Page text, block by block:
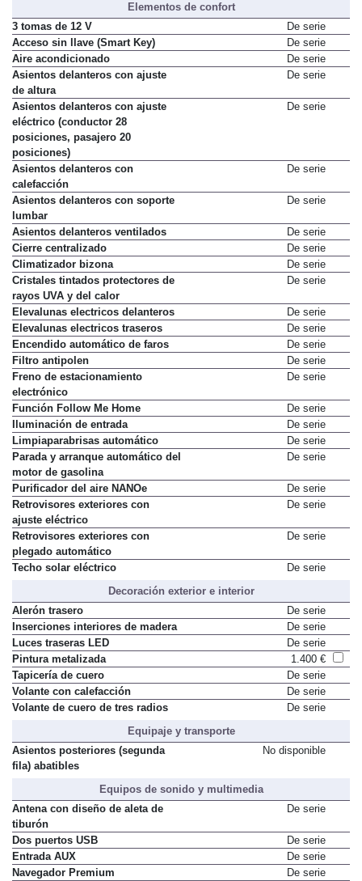
Elementos de confort
3 tomas de 12 V
De serie
Acceso sin llave (Smart Key)
De serie
Aire acondicionado
De serie
Asientos delanteros con ajuste
de altura
De serie
Asientos delanteros con ajuste
eléctrico (conductor 28
posiciones, pasajero 20
posiciones)
De serie
Asientos delanteros con
calefacción
De serie
Asientos delanteros con soporte
lumbar
De serie
Asientos delanteros ventilados
De serie
Cierre centralizado
De serie
Climatizador bizona
De serie
Cristales tintados protectores de
rayos UVA y del calor
De serie
Elevalunas electricos delanteros
De serie
Elevalunas electricos traseros
De serie
Encendido automático de faros
De serie
Filtro antipolen
De serie
Freno de estacionamiento
electrónico
De serie
Función Follow Me Home
De serie
Iluminación de entrada
De serie
Limpiaparabrisas automático
De serie
Parada y arranque automático del
motor de gasolina
De serie
Purificador del aire NANOe
De serie
Retrovisores exteriores con
ajuste eléctrico
De serie
Retrovisores exteriores con
plegado automático
De serie
Techo solar eléctrico
De serie
Decoración exterior e interior
Alerón trasero
De serie
Inserciones interiores de madera
De serie
Luces traseras LED
De serie
Pintura metalizada
1.400 €
Tapicería de cuero
De serie
Volante con calefacción
De serie
Volante de cuero de tres radios
De serie
Equipaje y transporte
Asientos posteriores (segunda
fila) abatibles
No disponible
Equipos de sonido y multimedia
Antena con diseño de aleta de
tiburón
De serie
Dos puertos USB
De serie
Entrada AUX
De serie
Navegador Premium
De serie